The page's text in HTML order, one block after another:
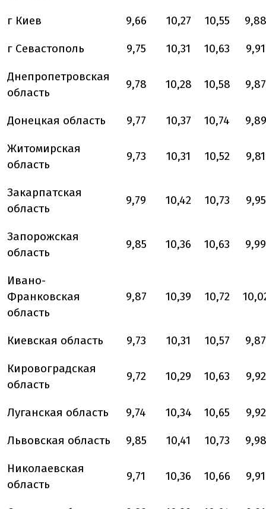
г Киев 9,66 10,27 10,55 9,88
г Севастополь 9,75 10,31 10,63 9,91
Днепропетровская
область
9,78 10,28 10,58 9,87
Донецкая область 9,77 10,37 10,74 9,89
Житомирская
область
9,73 10,31 10,52 9,81
Закарпатская
область
9,79 10,42 10,73 9,95
Запорожская
область
9,85 10,36 10,63 9,99
Ивано-
Франковская
область
9,87 10,39 10,72
Киевская область 9,73 10,31 10,57 9,87
Кировоградская
область
9,72 10,29 10,63 9,92
Луганская область 9,74 10,34 10,65 9,92
Львовская область 9,85 10,41 10,73 9,98
Николаевская
область
9,71 10,36 10,66 9,91